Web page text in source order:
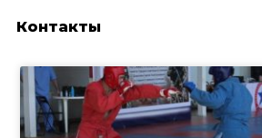
Контакты